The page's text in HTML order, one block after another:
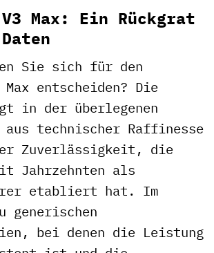
Max: Ein Rückgrat
Sie sich für den
entscheiden? Die
in der überlegenen
aus technischer Raffinesse
Zuverlässigkeit, die
Jahrzehnten als
etabliert hat. Im
generischen
bei denen die Leistung